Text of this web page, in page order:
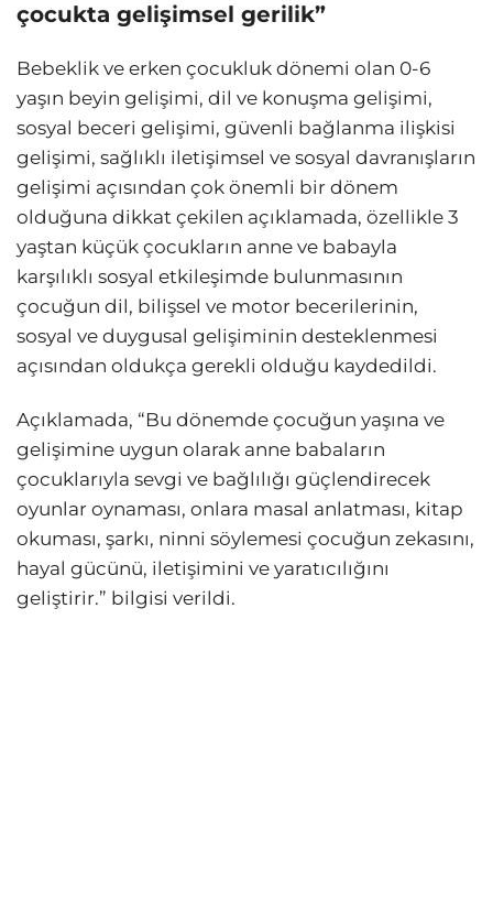
çocukta gelişimsel gerilik”
Bebeklik ve erken çocukluk dönemi olan 0-6
yaşın beyin gelişimi, dil ve konuşma gelişimi,
sosyal beceri gelişimi, güvenli bağlanma ilişkisi
gelişimi, sağlıklı iletişimsel ve sosyal davranışların
gelişimi açısından çok önemli bir dönem
olduğuna dikkat çekilen açıklamada, özellikle 3
yaştan küçük çocukların anne ve babayla
karşılıklı sosyal etkileşimde bulunmasının
çocuğun dil, bilişsel ve motor becerilerinin,
sosyal ve duygusal gelişiminin desteklenmesi
açısından oldukça gerekli olduğu kaydedildi.
Açıklamada, “Bu dönemde çocuğun yaşına ve
gelişimine uygun olarak anne babaların
çocuklarıyla sevgi ve bağlılığı güçlendirecek
oyunlar oynaması, onlara masal anlatması, kitap
okuması, şarkı, ninni söylemesi çocuğun zekasını,
hayal gücünü, iletişimini ve yaratıcılığını
geliştirir.” bilgisi verildi.